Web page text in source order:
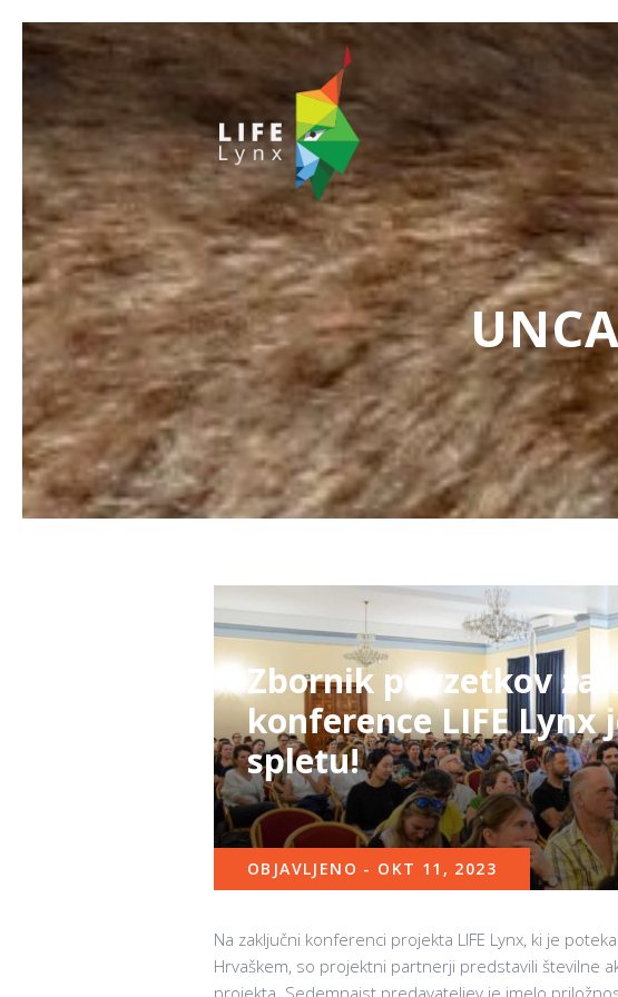
Zbornik povzetkov
konference LIFE Lynx
spletu!
OBJAVLJENO - OKT 11, 2023
Na zaključni konferenci projekta LIFE Lynx, ki je
Hrvaškem, so projektni partnerji predstavili številne